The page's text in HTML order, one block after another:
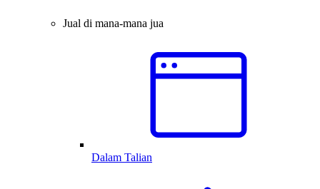
Jual di mana-mana jua
Dalam Talian